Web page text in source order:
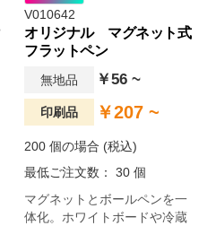
V010642
オリジナル マグネット式
フラットペン
無地品 ￥56 ~
印刷品 ￥207 ~
200 個の場合 (税込)
最低ご注文数： 30 個
マグネットとボールペンを一
体化。ホワイトボードや冷蔵